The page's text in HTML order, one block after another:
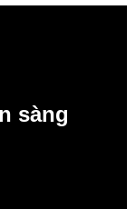
sàng